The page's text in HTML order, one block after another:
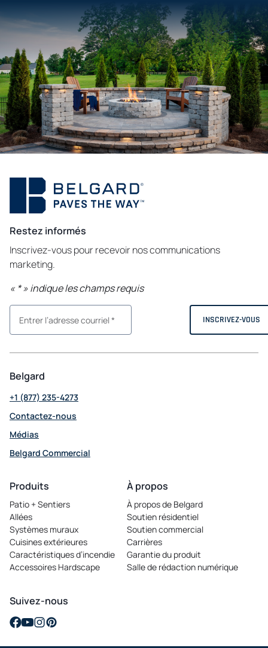
Restez informés
Inscrivez-vous pour recevoir nos communications
marketing.
« *» indique les champs requis
Belgard
+1 (877) 235-4273
Contactez-nous
Médias
Belgard Commercial
Produits
Patio + Sentiers
Allées
Systèmes muraux
Cuisines extérieures
Caractéristiques d’incendie
Accessoires Hardscape
À propos
À propos de Belgard
Soutien résidentiel
Soutien commercial
Carrières
opens in a new tab
Garantie du produit
Salle de rédaction numérique
Suivez-nous
opens in a new tab
opens in a new tab
opens in a new tab
opens in a new tab